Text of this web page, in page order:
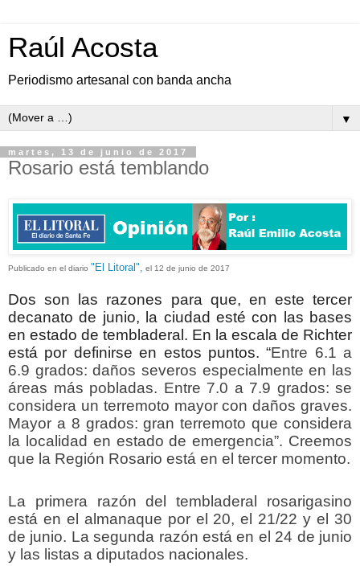
Raúl Acosta
Periodismo artesanal con banda ancha
▼
martes, 13 de junio de 2017
Rosario está temblando
Publicado en el diario "El Litoral", el 12 de junio de 2017
Dos son las razones para que, en este tercer
decanato de junio, la ciudad esté con las bases
en estado de tembladeral. En la escala de Richter
está por definirse en estos puntos. “Entre 6.1 a
6.9 grados: daños severos especialmente en las
áreas más pobladas. Entre 7.0 a 7.9 grados: se
considera un terremoto mayor con daños graves.
Mayor a 8 grados: gran terremoto que considera
la localidad en estado de emergencia”. Creemos
que la Región Rosario está en el tercer momento.
La primera razón del tembladeral rosarigasino
está en el almanaque por el 20, el 21/22 y el 30
de junio. La segunda razón está en el 24 de junio
y las listas a diputados nacionales.